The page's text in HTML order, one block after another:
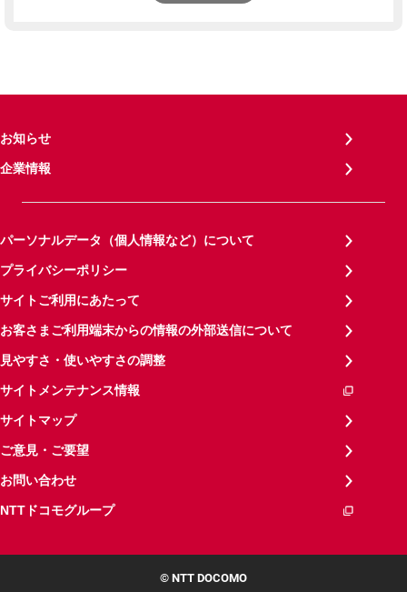
お知らせ
企業情報
パーソナルデータ（個人情報など）について
プライバシーポリシー
サイトご利用にあたって
お客さまご利用端末からの情報の外部送信について
見やすさ・使いやすさの調整
サイトメンテナンス情報
サイトマップ
ご意見・ご要望
お問い合わせ
NTTドコモグループ
© NTT DOCOMO